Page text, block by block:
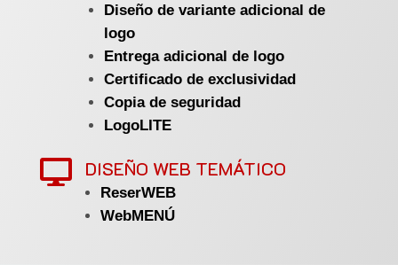
Diseño de variante adicional de
logo
Entrega adicional de logo
Certificado de exclusividad
Copia de seguridad
LogoLITE
 DISEÑO WEB TEMÁTICO
ReserWEB
WebMENÚ